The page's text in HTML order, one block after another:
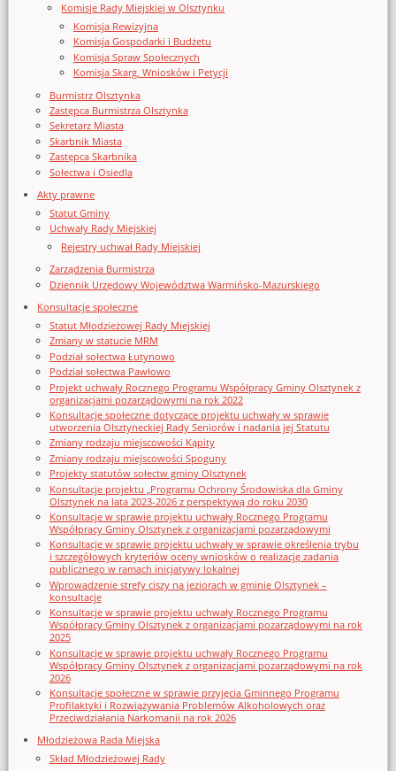
Komisje Rady Miejskiej w Olsztynku
Komisja Rewizyjna
Komisja Gospodarki i Budżetu
Komisja Spraw Społecznych
Komisja Skarg, Wniosków i Petycji
Burmistrz Olsztynka
Zastępca Burmistrza Olsztynka
Sekretarz Miasta
Skarbnik Miasta
Zastępca Skarbnika
Sołectwa i Osiedla
Akty prawne
Statut Gminy
Uchwały Rady Miejskiej
Rejestry uchwał Rady Miejskiej
Zarządzenia Burmistrza
Dziennik Urzędowy Województwa Warmińsko-Mazurskiego
Konsultacje społeczne
Statut Młodzieżowej Rady Miejskiej
Zmiany w statucie MRM
Podział sołectwa Łutynowo
Podział sołectwa Pawłowo
Projekt uchwały Rocznego Programu Współpracy Gminy Olsztynek z
organizacjami pozarządowymi na rok 2022
Konsultacje społeczne dotyczące projektu uchwały w sprawie
utworzenia Olsztyneckiej Rady Seniorów i nadania jej Statutu
Zmiany rodzaju miejscowości Kąpity
Zmiany rodzaju miejscowości Spoguny
Projekty statutów sołectw gminy Olsztynek
Konsultacje projektu „Programu Ochrony Środowiska dla Gminy
Olsztynek na lata 2023-2026 z perspektywą do roku 2030
Konsultacje w sprawie projektu uchwały Rocznego Programu
Współpracy Gminy Olsztynek z organizacjami pozarządowymi
Konsultacje w sprawie projektu uchwały w sprawie określenia trybu
i szczegółowych kryteriów oceny wniosków o realizację zadania
publicznego w ramach inicjatywy lokalnej
Wprowadzenie strefy ciszy na jeziorach w gminie Olsztynek –
konsultacje
Konsultacje w sprawie projektu uchwały Rocznego Programu
Współpracy Gminy Olsztynek z organizacjami pozarządowymi na rok
2025
Konsultacje w sprawie projektu uchwały Rocznego Programu
Współpracy Gminy Olsztynek z organizacjami pozarządowymi na rok
2026
Konsultacje społeczne w sprawie przyjęcia Gminnego Programu
Profilaktyki i Rozwiązywania Problemów Alkoholowych oraz
Przeciwdziałania Narkomanii na rok 2026
Młodzieżowa Rada Miejska
Skład Młodzieżowej Rady